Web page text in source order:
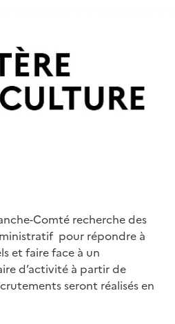
Comté recherche des
pour répondre à
et faire face à un
d’activité à partir de
seront réalisés en